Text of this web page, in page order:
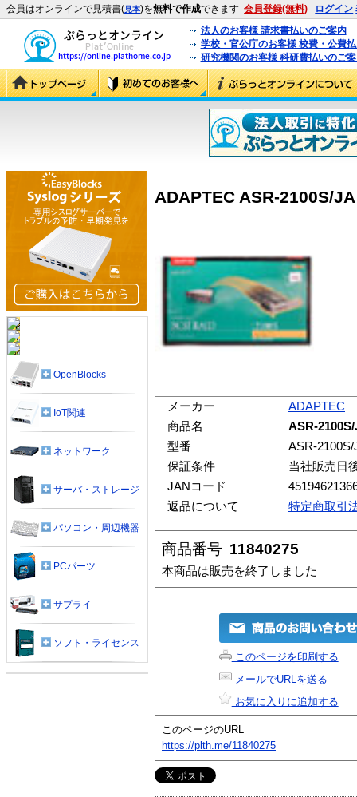
会員はオンラインで見積書(見本)を無料で作成できます 会員登録(無料) ログイン
法人のお客様 請求書払いのご案内
学校・官公庁のお客様 校費・公費
研究機関のお客様 科研費払いのご
ADAPTEC ASR-2100S/
メーカー
ADAPTEC
商品名
ASR-
型番
ASR-2100S/
保証条件
当社販売日
JANコード
返品について
特定商取引
商品番号 11840275
本商品は販売を終了しました
このページを印刷する
メールでURLを送る
お気に入りに追加する
このページのURL
https://plth.me/11840275
OpenBlocks
IoT関連
ネットワーク
サーバ・ストレージ
パソコン・周辺機器
PCパーツ
サプライ
ソフト・ライセンス